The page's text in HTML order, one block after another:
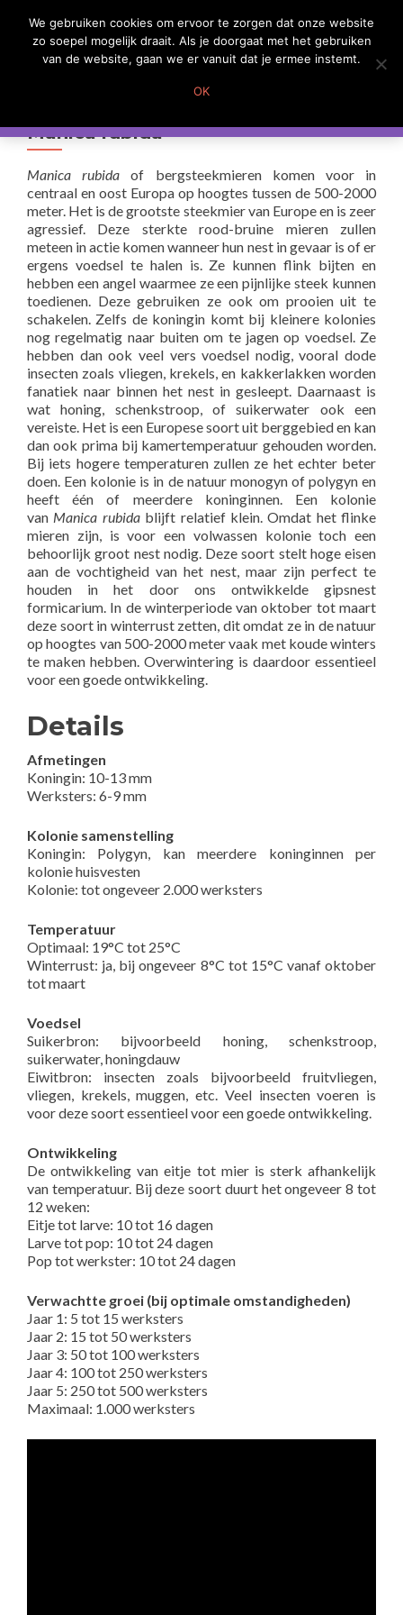
Manica rubida
Manica rubida of bergsteekmieren komen voor in
centraal en oost Europa op hoogtes tussen de 500-2000
meter. Het is de grootste steekmier van Europe en is zeer
agressief. Deze sterkte rood-bruine mieren zullen
meteen in actie komen wanneer hun nest in gevaar is of er
ergens voedsel te halen is. Ze kunnen flink bijten en
hebben een angel waarmee ze een pijnlijke steek kunnen
toedienen. Deze gebruiken ze ook om prooien uit te
schakelen. Zelfs de koningin komt bij kleinere kolonies
nog regelmatig naar buiten om te jagen op voedsel. Ze
hebben dan ook veel vers voedsel nodig, vooral dode
insecten zoals vliegen, krekels, en kakkerlakken worden
fanatiek naar binnen het nest in gesleept. Daarnaast is
wat honing, schenkstroop, of suikerwater ook een
vereiste. Het is een Europese soort uit berggebied en kan
dan ook prima bij kamertemperatuur gehouden worden.
Bij iets hogere temperaturen zullen ze het echter beter
doen. Een kolonie is in de natuur monogyn of polygyn en
heeft één of meerdere koninginnen. Een kolonie
van Manica rubidablijft relatief klein. Omdat het flinke
mieren zijn, is voor een volwassen kolonie toch een
behoorlijk groot nest nodig. Deze soort stelt hoge eisen
aan de vochtigheid van het nest, maar zijn perfect te
houden in het door ons ontwikkelde gipsnest
formicarium. In de winterperiode van oktober tot maart
deze soort in winterrust zetten, dit omdat ze in de natuur
op hoogtes van 500-2000 meter vaak met koude winters
te maken hebben. Overwintering is daardoor essentieel
voor een goede ontwikkeling.
Details
Afmetingen
Koningin: 10-13 mm
Werksters: 6-9 mm
Kolonie samenstelling
Koningin: Polygyn, kan meerdere koninginnen per
kolonie huisvesten
Kolonie: tot ongeveer 2.000 werksters
Temperatuur
Optimaal: 19°C tot 25°C
Winterrust: ja, bij ongeveer 8°C tot 15°C vanaf oktober
tot maart
Voedsel
Suikerbron: bijvoorbeeld honing, schenkstroop,
suikerwater, honingdauw
Eiwitbron: insecten zoals bijvoorbeeld fruitvliegen,
vliegen, krekels, muggen, etc. Veel insecten voeren is
voor deze soort essentieel voor een goede ontwikkeling.
Ontwikkeling
De ontwikkeling van eitje tot mier is sterk afhankelijk
van temperatuur. Bij deze soort duurt het ongeveer 8 tot
12 weken:
Eitje tot larve: 10 tot 16 dagen
Larve tot pop: 10 tot 24 dagen
Pop tot werkster: 10 tot 24 dagen
Verwachtte groei (bij optimale omstandigheden)
Jaar 1: 5 tot 15 werksters
Jaar 2: 15 tot 50 werksters
Jaar 3: 50 tot 100 werksters
Jaar 4: 100 tot 250 werksters
Jaar 5: 250 tot 500 werksters
Maximaal: 1.000 werksters
Mededeling:
Wij zijn voorlopig gesloten
We hopen u in de toekomst weer van mierenkolonies te kunnen
voorzien.
We gebruiken cookies om ervoor te zorgen dat onze website
zo soepel mogelijk draait. Als je doorgaat met het gebruiken
van de website, gaan we er vanuit dat je ermee instemt.
OK